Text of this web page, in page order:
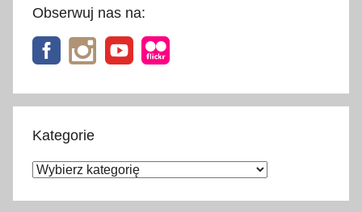
Obserwuj nas na:
Kategorie
Kategorie